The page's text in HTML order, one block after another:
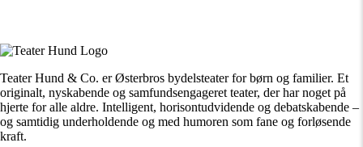
Teater Hund & Co. er Østerbros bydelsteater for børn og familier. Et
originalt, nyskabende og samfundsengageret teater, der har noget på
hjerte for alle aldre. Intelligent, horisontudvidende og debatskabende –
og samtidig underholdende og med humoren som fane og forløsende
kraft.